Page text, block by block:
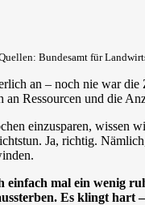
Bundesamt für
an – noch nie war
Ressourcen und die
einzusparen,
Ja, richtig.
mal ein wenig
Es klingt hart